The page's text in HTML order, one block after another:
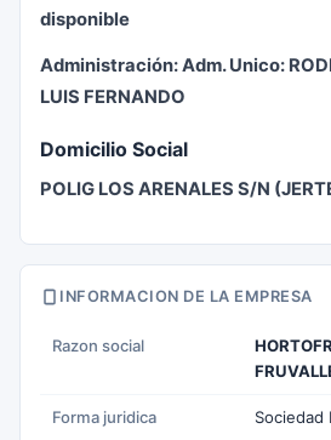
disponible
Administración: Adm. Unico:
LUIS FERNANDO
Domicilio Social
POLIG LOS ARENALES S/N
INFORMACION DE LA EMPRESA
Razon social
Forma juridica Sociedad